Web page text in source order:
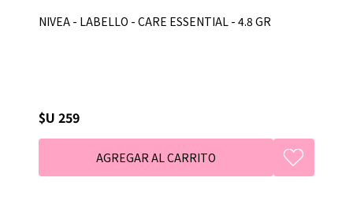
NIVEA - LABELLO - CARE ESSENTIAL - 4.8 GR
$U 259